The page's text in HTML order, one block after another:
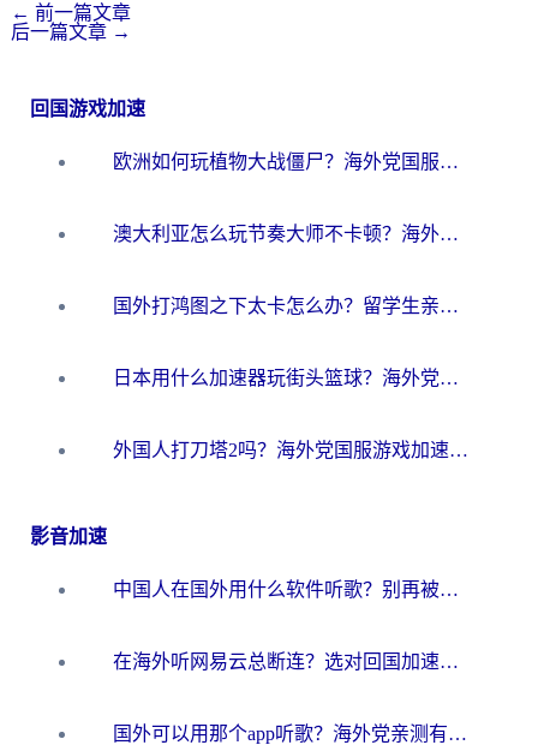
← 前一篇文章
后一篇文章 →
回国游戏加速
欧洲如何玩植物大战僵尸？海外党国服游戏加速避坑指南（附实测对比）
澳大利亚怎么玩节奏大师不卡顿？海外党国服游戏加速终极指南
国外打鸿图之下太卡怎么办？留学生亲测有效的国服游戏加速方案
日本用什么加速器玩街头篮球？海外党国服游戏不卡顿的终极攻略
外国人打刀塔2吗？海外党国服游戏加速避坑全攻略
影音加速
中国人在国外用什么软件听歌？别再被地域限制卡脖子，这篇教你轻松解锁国内音乐库
在海外听网易云总断连？选对回国加速器，告别地区限制和卡顿
国外可以用那个app听歌？海外党亲测有效的回国加速方案，轻松听国内音乐听书